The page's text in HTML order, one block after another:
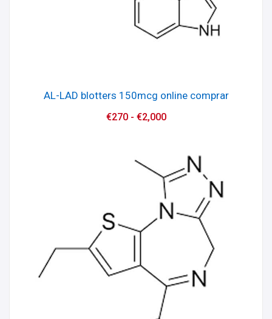
AL-LAD blotters 150mcg online comprar
€270- €2,000